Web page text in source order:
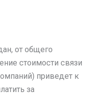
от общего
стоимости связи
приведет к
за